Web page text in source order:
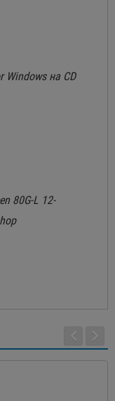
Windows на CD
80G-L 12-